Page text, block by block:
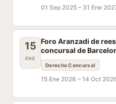
01 Sep 2025 – 31 Ene
15
ENE
Foro Aranzadi de
concursal de
Derecho Concursal
15 Ene 2026 – 14 Oct